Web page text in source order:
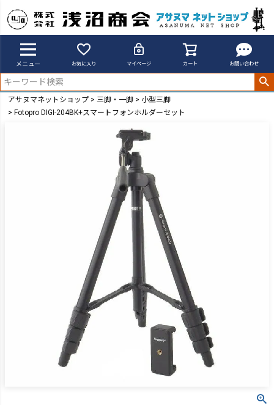
メニュー お気に入り マイページ カート お問い合わせ
アサヌマネットショップ 三脚・一脚
小型三脚
Fotopro DIGI-204BK+スマートフォンホルダーセット